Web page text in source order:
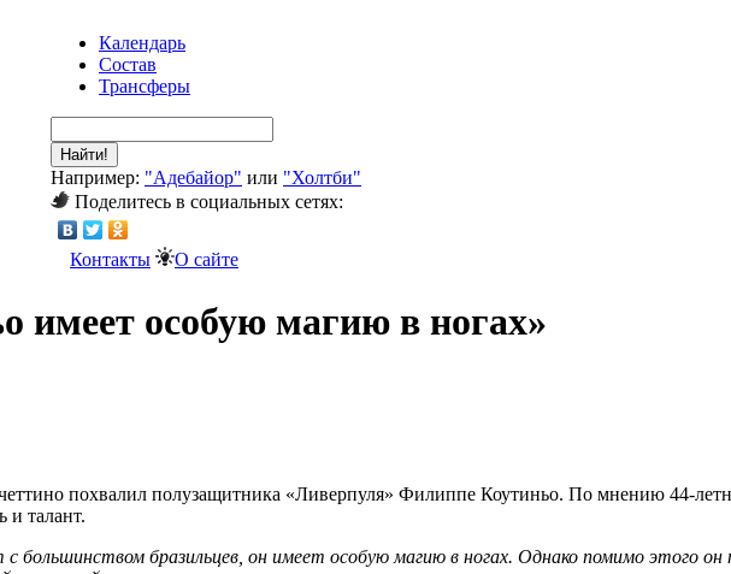
Календарь
Состав
Трансферы
Найти!
Например: "Адебайор" или "Холтби"
Поделитесь в социальных сетях:
Контакты О сайте
имеет особую магию в ногах»
похвалил полузащитника «Ливерпуля» Филиппе Коутиньо. По мнению 44-
и талант.
большинством бразильцев, он имеет особую магию в ногах. Однако помимо этого